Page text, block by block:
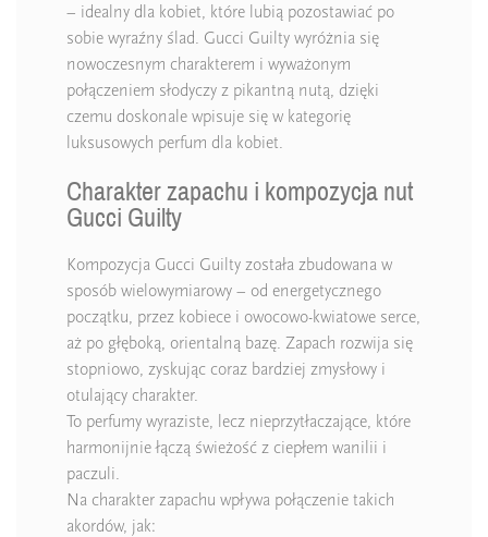
– idealny dla kobiet, które lubią pozostawiać po
sobie wyraźny ślad. Gucci Guilty wyróżnia się
nowoczesnym charakterem i wyważonym
połączeniem słodyczy z pikantną nutą, dzięki
czemu doskonale wpisuje się w kategorię
luksusowych perfum dla kobiet.
Charakter zapachu i kompozycja nut
Gucci Guilty
Kompozycja Gucci Guilty została zbudowana w
sposób wielowymiarowy – od energetycznego
początku, przez kobiece i owocowo-kwiatowe serce,
aż po głęboką, orientalną bazę. Zapach rozwija się
stopniowo, zyskując coraz bardziej zmysłowy i
otulający charakter.
To perfumy wyraziste, lecz nieprzytłaczające, które
harmonijnie łączą świeżość z ciepłem wanilii i
paczuli.
Na charakter zapachu wpływa połączenie takich
akordów, jak: